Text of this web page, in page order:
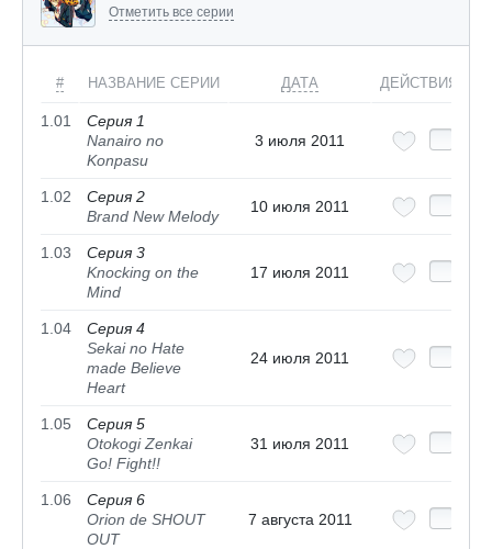
Отметить все серии
# НАЗВАНИЕ СЕРИИ ДАТА ДЕЙСТВИЯ
1.01
Серия 1
Nanairo no
Konpasu
3 июля 2011
1.02
Серия 2
Brand New Melody
10 июля 2011
1.03
Серия 3
Knocking on the
Mind
17 июля 2011
1.04
Серия 4
Sekai no Hate
made Believe
Heart
24 июля 2011
1.05
Серия 5
Otokogi Zenkai
Go! Fight!!
31 июля 2011
1.06
Серия 6
Orion de SHOUT
OUT
7 августа 2011